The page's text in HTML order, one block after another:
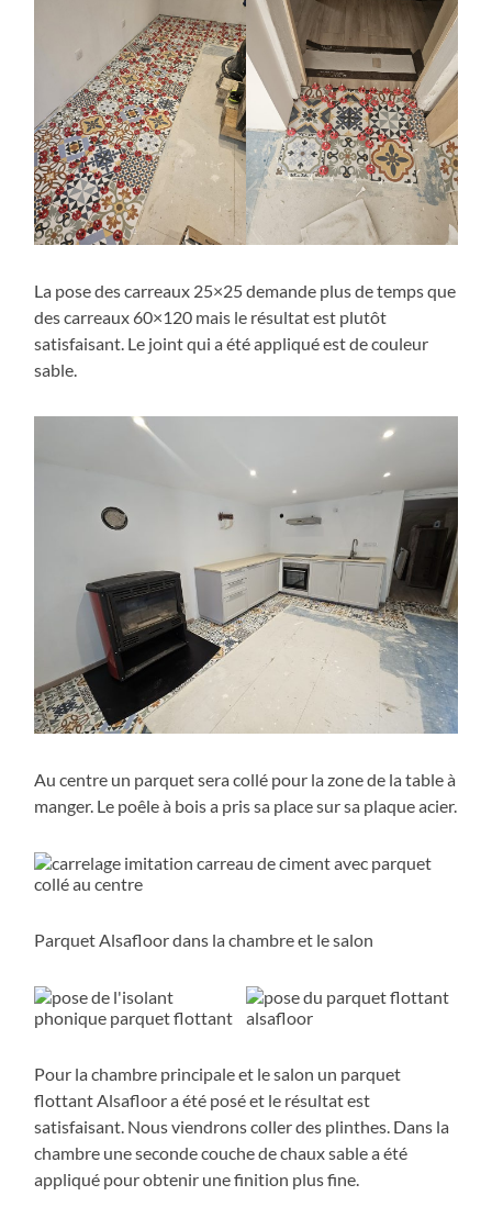
La pose des carreaux 25×25 demande plus de temps que
des carreaux 60×120 mais le résultat est plutôt
satisfaisant. Le joint qui a été appliqué est de couleur
sable.
Au centre un parquet sera collé pour la zone de la table à
manger. Le poêle à bois a pris sa place sur sa plaque acier.
Parquet Alsafloor dans la chambre et le salon
Pour la chambre principale et le salon un parquet
flottant Alsafloor a été posé et le résultat est
satisfaisant. Nous viendrons coller des plinthes. Dans la
chambre une seconde couche de chaux sable a été
appliqué pour obtenir une finition plus fine.